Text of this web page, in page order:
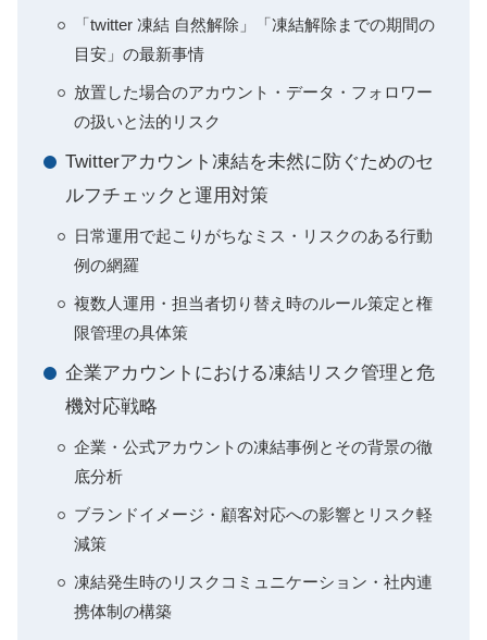
「twitter 凍結 自然解除」「凍結解除までの期間の
目安」の最新事情
放置した場合のアカウント・データ・フォロワー
の扱いと法的リスク
Twitterアカウント凍結を未然に防ぐためのセ
ルフチェックと運用対策
日常運用で起こりがちなミス・リスクのある行動
例の網羅
複数人運用・担当者切り替え時のルール策定と権
限管理の具体策
企業アカウントにおける凍結リスク管理と危
機対応戦略
企業・公式アカウントの凍結事例とその背景の徹
底分析
ブランドイメージ・顧客対応への影響とリスク軽
減策
凍結発生時のリスクコミュニケーション・社内連
携体制の構築